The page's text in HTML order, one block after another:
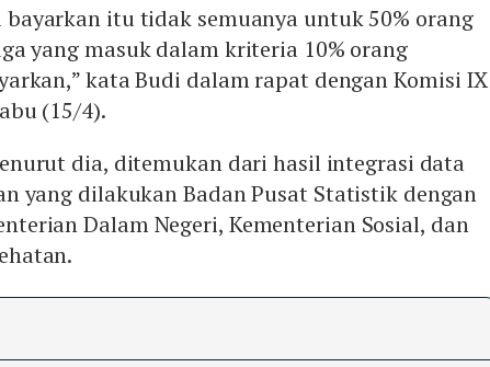
bayarkan itu tidak semuanya untuk 50% orang
yang masuk dalam kriteria 10% orang
kata Budi dalam rapat dengan Komisi IX
(15/4).
dia, ditemukan dari hasil integrasi data
yang dilakukan Badan Pusat Statistik dengan
Dalam Negeri, Kementerian Sosial, dan